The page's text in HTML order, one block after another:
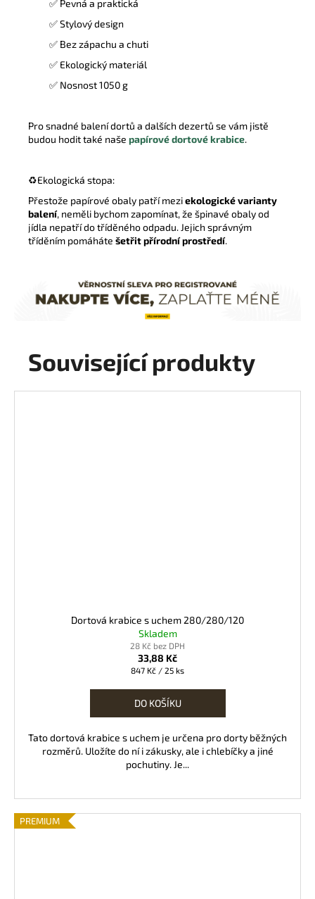
✅ Pevná a praktická
✅ Stylový design
✅ Bez zápachu a chuti
✅ Ekologický materiál
✅ Nosnost 1050 g
Pro snadné balení dortů a dalších dezertů se vám jistě
budou hodit také naše papírové dortové krabice.
♻️Ekologická stopa:
Přestože papírové obaly patří meziekologické varianty
balení, neměli bychom zapomínat, že špinavé obaly od
jídla nepatří do tříděného odpadu. Jejich správným
tříděním pomáháte šetřit přírodní prostředí.
Související produkty
Dortová krabice s uchem 280/280/120
Skladem
28 Kč bez DPH
33,88 Kč
Měrná
847 Kč / 25 ks
DO KOŠÍKU
Tato dortová krabice s uchem je určena pro dorty běžných
rozměrů. Uložíte do ní i zákusky, ale i chlebíčky a jiné
pochutiny. Je...
PREMIUM